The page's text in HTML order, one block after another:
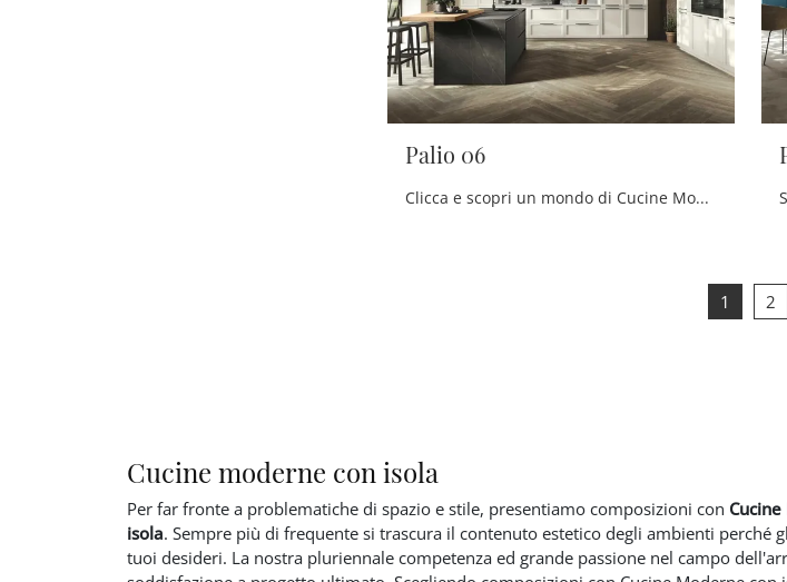
Palio 06
Clicca e scopri un mondo di Cucine Moderne con isola: la cucina Palio 06 Stosa in legno ti sta aspettando!
1 2
Cucine moderne con isola
Per far fronte a problematiche di spazio e stile, presentiamo composizioni con
isola. Sempre più di frequente si trascura il contenuto estetico degli ambienti
tuoi desideri. La nostra pluriennale competenza ed grande passione nel campo